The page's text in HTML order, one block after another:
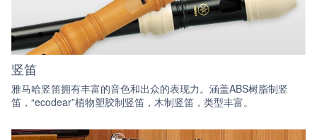
竖笛
雅马哈竖笛拥有丰富的音色和出众的表现力。涵盖ABS树脂制竖
笛，“ecodear”植物塑胶制竖笛，木制竖笛，类型丰富。